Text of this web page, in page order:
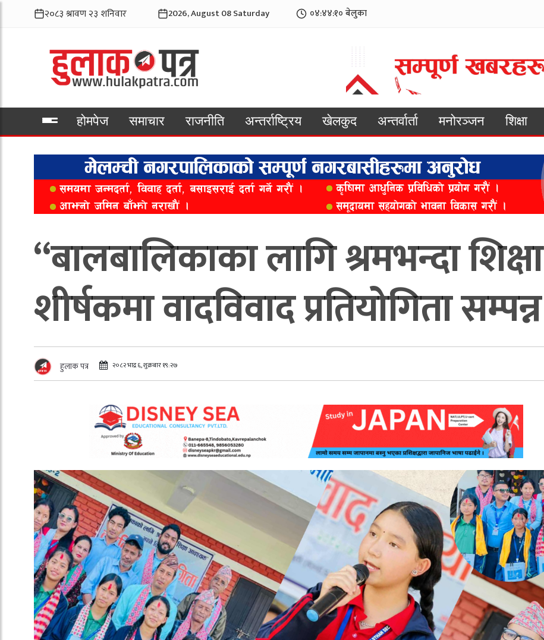
2026, August 08 Saturday ०४:४४:१२ बेलुका
होमपेज समाचार राजनीति अन्तर्राष्ट्रिय खेलकुद अन्तर्वार्ता मनोरञ्जन शिक्षा
“बालबालिकाका लागि श्रमभन्दा
शीर्षकमा वादविवाद प्रतियोगिता सम्पन्न
हुलाक पत्र २०८२ भाद्र ६, शुक्रबार १९:२७